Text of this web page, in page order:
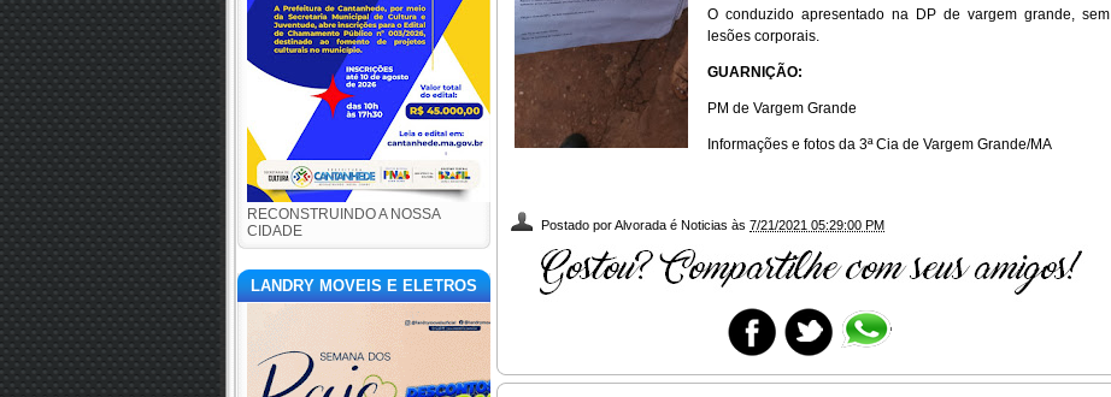
RECONSTRUINDO A NOSSA
CIDADE
LANDRY MOVEIS E ELETROS
O conduzido apresentado na DP de vargem grande, sem
lesões corporais.
GUARNIÇÃO:
PM de Vargem Grande
Informações e fotos da 3ª Cia de Vargem Grande/MA
Postado porAlvorada é Noticias às 7/21/2021 05:29:00 PM